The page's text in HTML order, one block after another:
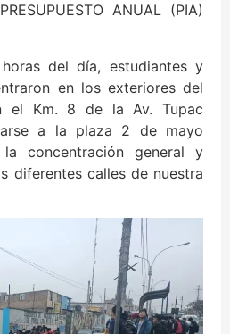
ANUAL (PIA)
del día, estudiantes y
en los exteriores del
el Km. 8 de la Av. Tupac
a la plaza 2 de mayo
concentración general y
diferentes calles de nuestra